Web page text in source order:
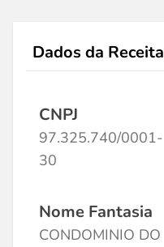
Dados da Receita
CNPJ
97.325.740/0001-
30
Nome Fantasia
CONDOMINIO DO